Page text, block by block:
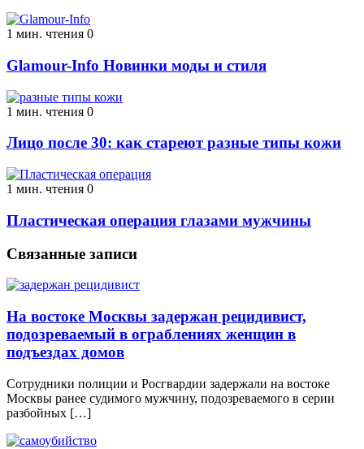
1 мин. чтения 0
Glamour-Info Новинки моды и стиля
1 мин. чтения 0
Лицо после 30: как стареют разные типы кожи
1 мин. чтения 0
Пластическая операция глазами мужчины
Связанные записи
На востоке Москвы задержан рецидивист,
подозреваемый в ограблениях женщин в
подъездах домов
Сотрудники полиции и Росгвардии задержали на востоке
Москвы ранее судимого мужчину, подозреваемого в серии
разбойных […]